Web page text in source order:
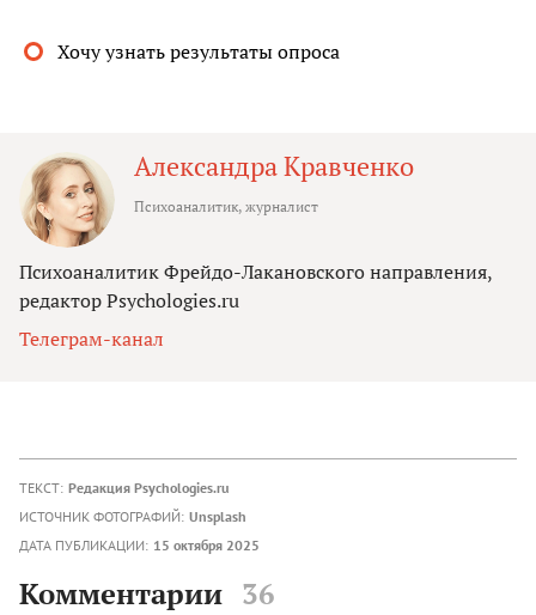
Хочу узнать результаты опроса
Александра Кравченко
Психоаналитик, журналист
Психоаналитик Фрейдо-Лакановского направления,
редактор Psychologies.ru
Телеграм-канал
ТЕКСТ: Редакция Psychologies.ru
ИСТОЧНИК ФОТОГРАФИЙ: Unsplash
ДАТА ПУБЛИКАЦИИ: 15 октября 2025
Комментарии 36